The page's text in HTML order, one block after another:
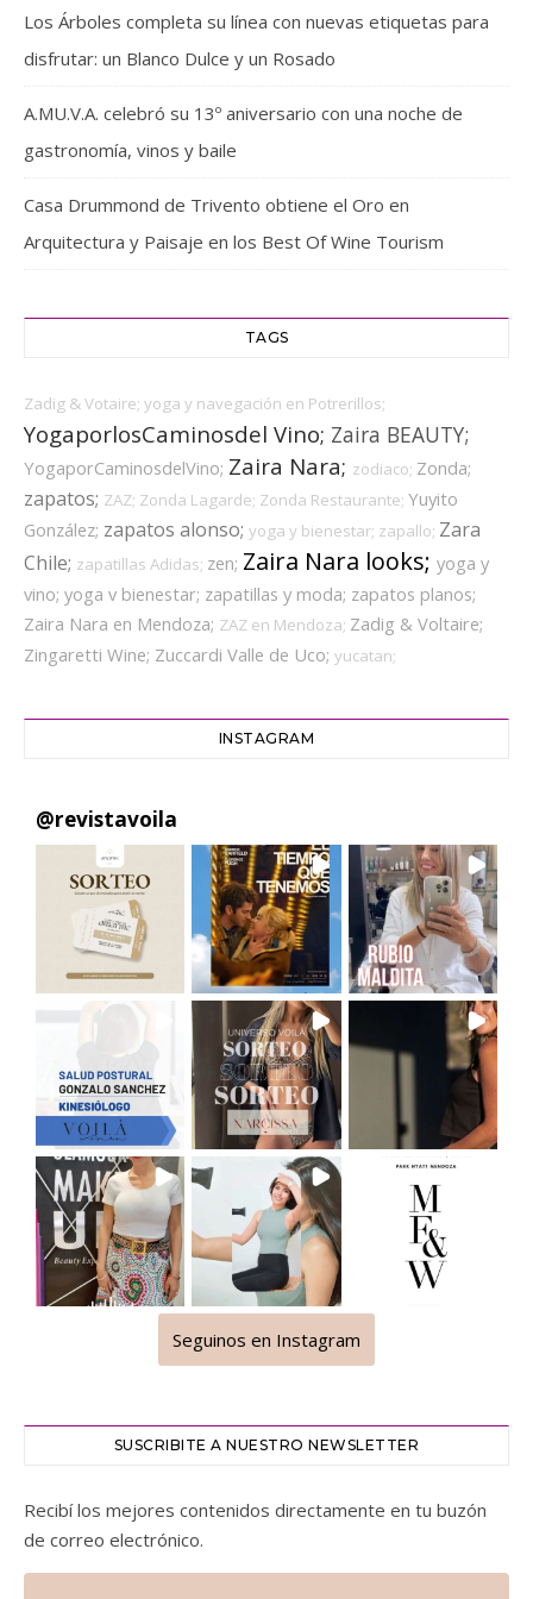
Los Árboles completa su línea con nuevas etiquetas para
disfrutar: un Blanco Dulce y un Rosado
A.MU.V.A. celebró su 13º aniversario con una noche de
gastronomía, vinos y baile
Casa Drummond de Trivento obtiene el Oro en
Arquitectura y Paisaje en los Best Of Wine Tourism
TAGS
Zadig & Votaire; yoga y navegación en Potrerillos;
YogaporlosCaminosdel Vino; Zaira BEAUTY;
YogaporCaminosdelVino; Zaira Nara; zodiaco; Zonda;
zapatos; ZAZ; Zonda Lagarde; Zonda Restaurante; Yuyito
González; zapatos alonso; yoga y bienestar; zapallo; Zara
Chile; zapatillas Adidas; zen; Zaira Nara looks; yoga y
vino; yoga v bienestar; zapatillas y moda; zapatos planos;
Zaira Nara en Mendoza; ZAZ en Mendoza; Zadig & Voltaire;
Zingaretti Wine; Zuccardi Valle de Uco; yucatan;
INSTAGRAM
@revistavoila
Seguinos en Instagram
SUSCRIBITE A NUESTRO NEWSLETTER
Recibí los mejores contenidos directamente en tu buzón
de correo electrónico.